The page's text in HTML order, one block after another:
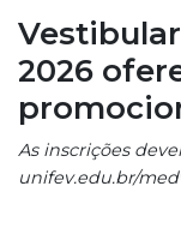
2026
As inscrições
unifev.edu.br/